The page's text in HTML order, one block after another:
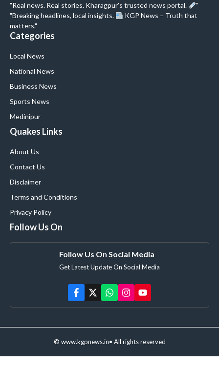
"Real news. Real stories. Kharagpur’s trusted news portal.
"
"Breaking headlines, local insights.
KGP News – Truth that
matters."
Categories
Local News
National News
Business News
Sports News
Medinipur
Quakes Links
About Us
Contact Us
Disclaimer
Terms and Conditions
Privacy Policy
Follow Us On
Follow Us On Social Media
Get Latest Update On Social Media
© www.kgpnews.in• All rights reserved